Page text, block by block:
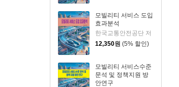
모빌리티 서비스 도입
효과분석
한국교통안전공단 저
12,350원 (5% 할인)
모빌리티 서비스수준
문석 및 정책지원 방
안연구